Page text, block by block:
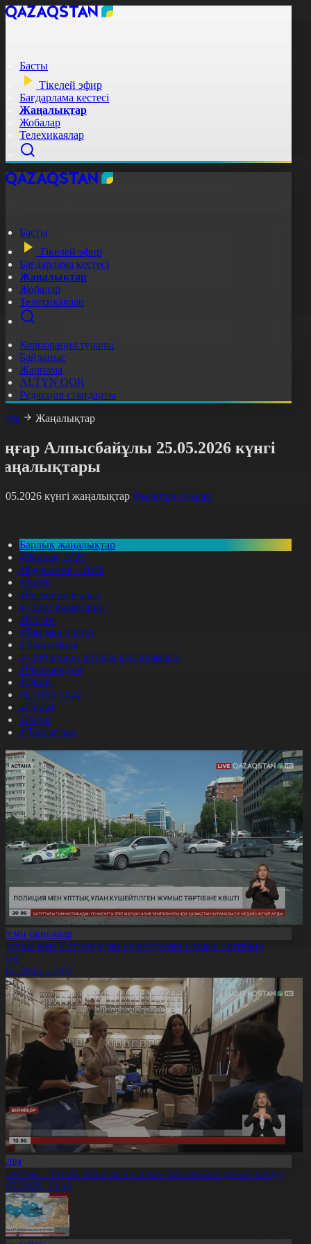
Басты
Тікелей эфир
Бағдарлама кестесі
Жаңалықтар
Жобалар
Телехикаялар
Басты
Тікелей эфир
Бағдарлама кестесі
Жаңалықтар
Жобалар
Телехикаялар
Корпорация туралы
Байланыс
Жарнама
ALTYN QOR
Редакция стандарты
Жаңалықтар
Алпысбайұлы 25.05.2026 күнгі
күнгі жаңалықтар Фильтрді тазалау
Барлық жаңалықтар
#Жолдау 2025
#Құрылтай - 2026
#Апта
#Ресми оқиғалар
#«Таза Қазақстан»
#Қоғам
#Заң мен тәртіп
#Экономика
#«100 кітап» ұлттық сауалнамасы
#Референдум
#Оқиға
#EURO 2024
#Спорт
#Әлем
#Денсаулық
оқиғалар
мен Ұлттық ұлан күшейтілген жұмыс тәртібіне
20:07
– Ресей: Білім мен ғылым байланысы артып келеді
13:18